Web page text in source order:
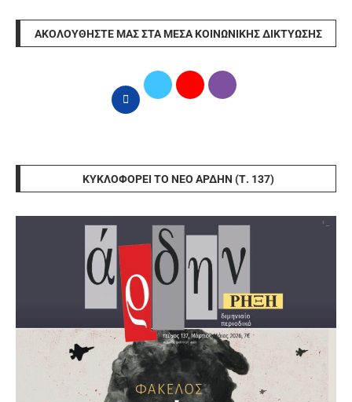
ΑΚΟΛΟΥΘΉΣΤΕ ΜΑΣ ΣΤΑ ΜΈΣΑ ΚΟΙΝΩΝΙΚΉΣ ΔΙΚΤΎΩΣΗΣ
ΚΥΚΛΟΦΟΡΕΊ ΤΟ ΝΈΟ ΆΡΔΗΝ (Τ. 137)